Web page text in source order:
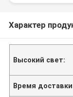
Характер
Высокий свет:
Время доставки